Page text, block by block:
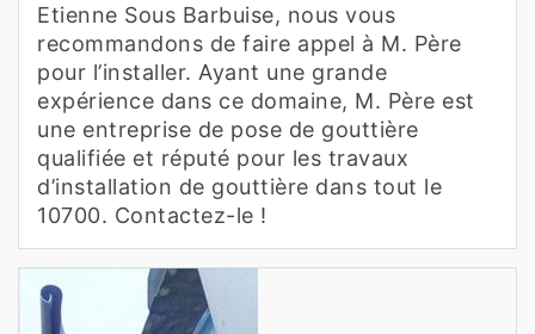
Etienne Sous Barbuise, nous vous
recommandons de faire appel à M. Père
pour l’installer. Ayant une grande
expérience dans ce domaine, M. Père est
une entreprise de pose de gouttière
qualifiée et réputé pour les travaux
d’installation de gouttière dans tout le
10700. Contactez-le !